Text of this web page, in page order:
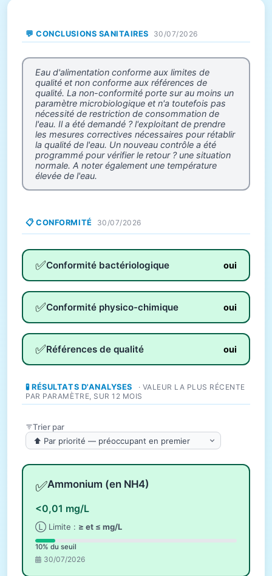
💬 CONCLUSIONS SANITAIRES 30/07/2026
Eau d'alimentation conforme aux limites de
qualité et non conforme aux références de
qualité. La non-conformité porte sur au moins un
paramètre microbiologique et n'a toutefois pas
nécessité de restriction de consommation de
l'eau. Il a été demandé ? l'exploitant de prendre
les mesures correctives nécessaires pour rétablir
la qualité de l'eau. Un nouveau contrôle a été
programmé pour vérifier le retour ? une situation
normale. A noter également une température
élevée de l'eau.
📋 CONFORMITÉ 30/07/2026
✅Conformité bactériologique oui
✅Conformité physico-chimique oui
✅Références de qualité oui
🧪 RÉSULTATS D'ANALYSES
· VALEUR LA PLUS RÉCENTE
PAR PARAMÈTRE, SUR 12 MOIS
Trier par
✅Ammonium (en NH4)
<0,01 mg/L
Ⓛ Limite : ≥ et ≤ mg/L
10% du seuil
30/07/2026